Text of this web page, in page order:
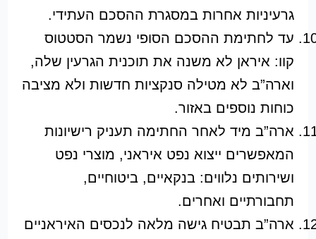
גרעיניות אחרות במסגרת ההסכם העתידי.
עד לחתימת ההסכם הסופי נשמר הסטטוס
קוו: איראן לא משנה את תוכנית הגרעין שלה,
וארה”ב לא מטילה סנקציות חדשות ולא מציבה
כוחות נוספים באזור.
ארה”ב מיד לאחר החתימה תעניק רישיונות
המאפשרים ייצוא נפט איראני, מוצרי נפט
ושירותים נלווים: בנקאיים, ביטוחיים,
תחבורתיים ואחרים.
ארה”ב תבטיח גישה מלאה לנכסים האיראניים